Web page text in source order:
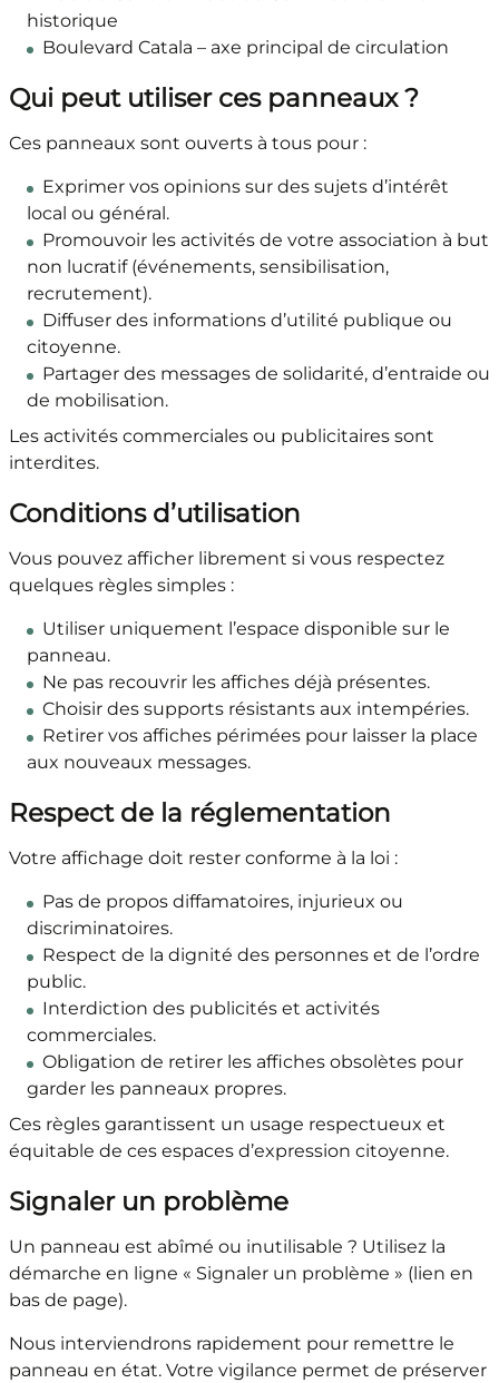
historique
Boulevard Catala – axe principal de circulation
Qui peut utiliser ces panneaux ?
Ces panneaux sont ouverts à tous pour :
Exprimer vos opinions sur des sujets d’intérêt
local ou général.
Promouvoir les activités de votre association à but
non lucratif (événements, sensibilisation,
recrutement).
Diffuser des informations d’utilité publique ou
citoyenne.
Partager des messages de solidarité, d’entraide ou
de mobilisation.
Les activités commerciales ou publicitaires sont
interdites.
Conditions d’utilisation
Vous pouvez afficher librement si vous respectez
quelques règles simples :
Utiliser uniquement l’espace disponible sur le
panneau.
Ne pas recouvrir les affiches déjà présentes.
Choisir des supports résistants aux intempéries.
Retirer vos affiches périmées pour laisser la place
aux nouveaux messages.
Respect de la réglementation
Votre affichage doit rester conforme à la loi :
Pas de propos diffamatoires, injurieux ou
discriminatoires.
Respect de la dignité des personnes et de l’ordre
public.
Interdiction des publicités et activités
commerciales.
Obligation de retirer les affiches obsolètes pour
garder les panneaux propres.
Ces règles garantissent un usage respectueux et
équitable de ces espaces d’expression citoyenne.
Signaler un problème
Un panneau est abîmé ou inutilisable ? Utilisez la
démarche en ligne « Signaler un problème » (lien en
bas de page).
Nous interviendrons rapidement pour remettre le
panneau en état. Votre vigilance permet de préserver